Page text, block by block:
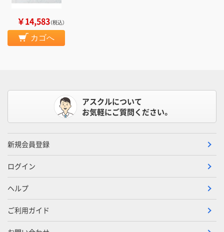
￥14,583（税込）
カゴへ
アスクルについて
お気軽にご質問ください。
新規会員登録
ログイン
ヘルプ
ご利用ガイド